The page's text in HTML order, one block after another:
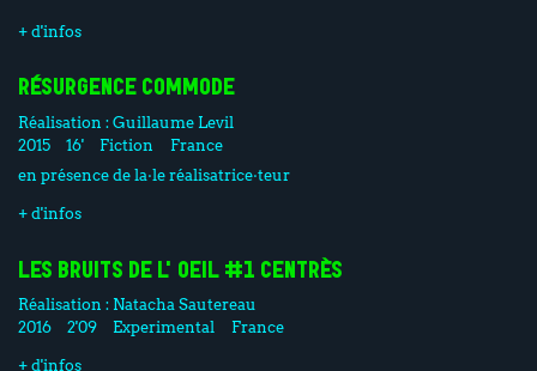
+ d'infos
RÉSURGENCE COMMODE
Réalisation :Guillaume Levil
2015
16' Fiction
France
en présence de la·le réalisatrice·teur
+ d'infos
LES BRUITS DE L'OEIL #1 CENTRÈS
Réalisation : Natacha Sautereau
2016
2'09 Experimental France
+ d'infos